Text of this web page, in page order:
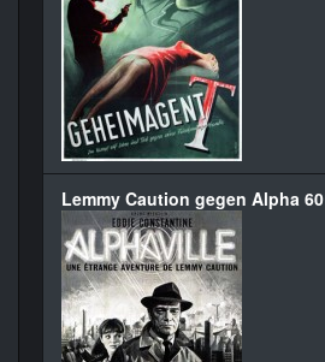
Lemmy Caution gegen Alpha 60